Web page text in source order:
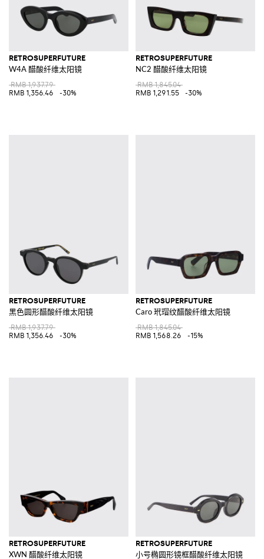
RETROSUPERFUTURE
W4A 醋酸纤维太阳镜
RMB 1,937.79
RMB 1,356.46
-30%
RETROSUPERFUTURE
NC2 醋酸纤维太阳镜
RMB 1,845.04
RMB 1,291.55
-30%
RETROSUPERFUTURE
黑色圆形醋酸纤维太阳镜
RMB 1,937.79
RMB 1,356.46
-30%
RETROSUPERFUTURE
Caro 玳瑁纹醋酸纤维太阳镜
RMB 1,845.04
RMB 1,568.26
-15%
RETROSUPERFUTURE
XWN 醋酸纤维太阳镜
RETROSUPERFUTURE
小号椭圆形镜框醋酸纤维太阳镜